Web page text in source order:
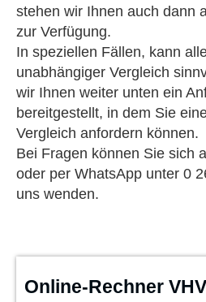
stehen wir Ihnen auch dann
zur Verfügung.
In speziellen Fällen, kann
unabhängiger Vergleich
wir Ihnen weiter unten ein
bereitgestellt, in dem Sie
Vergleich anfordern können.
Bei Fragen können Sie sich
oder per WhatsApp unter 0
uns wenden.
Online-Rechner